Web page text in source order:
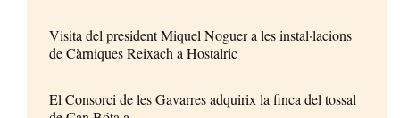
Visita del president Miquel Noguer a les instal·lacions
de Càrniques Reixach a Hostalric
El Consorci de les Gavarres adquirix la finca del tossal